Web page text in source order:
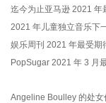
迄今为止亚马逊 2021 年
2021 年儿童独立音乐下
娱乐周刊 2021 年最受期
PopSugar 2021 年 3 月
Angeline Boulley 的处